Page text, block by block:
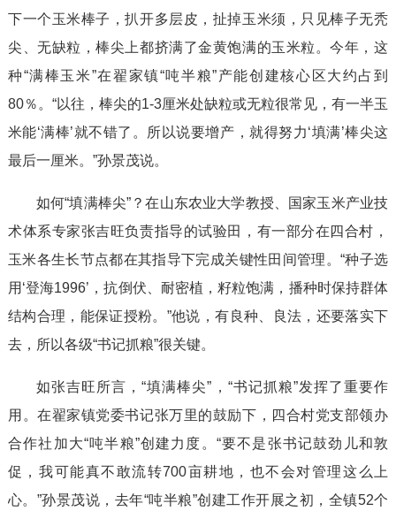
下一个玉米棒子，扒开多层皮，扯掉玉米须，只见棒子无秃
尖、无缺粒，棒尖上都挤满了金黄饱满的玉米粒。今年，这
种“满棒玉米”在翟家镇“吨半粮”产能创建核心区大约占到
80％。“以往，棒尖的1-3厘米处缺粒或无粒很常见，有一半玉
米能‘满棒’就不错了。所以说要增产，就得努力‘填满’棒尖这
最后一厘米。”孙景茂说。
如何“填满棒尖”？在山东农业大学教授、国家玉米产业技
术体系专家张吉旺负责指导的试验田，有一部分在四合村，
玉米各生长节点都在其指导下完成关键性田间管理。“种子选
用‘登海1996’，抗倒伏、耐密植，籽粒饱满，播种时保持群体
结构合理，能保证授粉。”他说，有良种、良法，还要落实下
去，所以各级“书记抓粮”很关键。
如张吉旺所言，“填满棒尖”，“书记抓粮”发挥了重要作
用。在翟家镇党委书记张万里的鼓励下，四合村党支部领办
合作社加大“吨半粮”创建力度。“要不是张书记鼓劲儿和敦
促，我可能真不敢流转700亩耕地，也不会对管理这么上
心。”孙景茂说，去年“吨半粮”创建工作开展之初，全镇52个